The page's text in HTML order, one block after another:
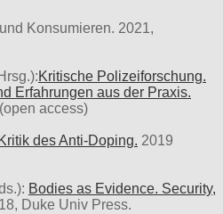
Konsumieren. 2021,
Kritische Polizeiforschung.
Erfahrungen aus der Praxis.
access)
Kritik des Anti-Doping. 2019
Bodies as Evidence. Security,
Duke Univ Press.